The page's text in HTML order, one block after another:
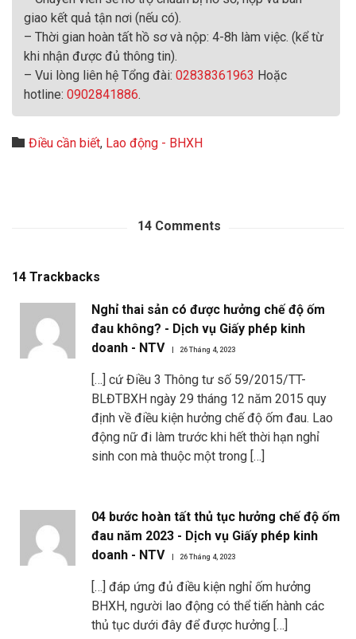
giao kết quả tận nơi (nếu có).
– Thời gian hoàn tất hồ sơ và nộp: 4-8h làm việc. (kể từ
khi nhận được đủ thông tin).
– Vui lòng liên hệ Tổng đài: 02838361963 Hoặc
hotline: 0902841886.
 Category
Điều cần biết, Lao động - BHXH
14 Comments
14 Trackbacks
Nghỉ thai sản có được hưởng chế độ ốm
đau không? - Dịch vụ Giấy phép kinh
doanh - NTV
26 Tháng 4, 2023
[…] cứ Điều 3 Thông tư số 59/2015/TT-
BLĐTBXH ngày 29 tháng 12 năm 2015 quy
định về điều kiện hưởng chế độ ốm đau. Lao
động nữ đi làm trước khi hết thời hạn nghỉ
sinh con mà thuộc một trong […]
04 bước hoàn tất thủ tục hưởng chế độ ốm
đau năm 2023 - Dịch vụ Giấy phép kinh
doanh - NTV
26 Tháng 4, 2023
[…] đáp ứng đủ điều kiện nghỉ ốm hưởng
BHXH, người lao động có thể tiến hành các
thủ tục dưới đây để được hưởng […]